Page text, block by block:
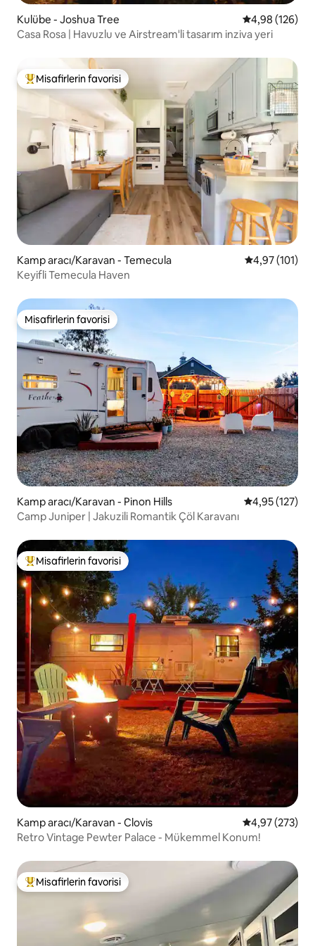
Kulübe - Joshua Tree 5 üzerinden
4,98 (126)
Casa Rosa | Havuzlu ve Airstream'li tasarım inziva yeri
Misafirlerin favorilerinden en beğenilenler arasında
Misafirlerin favorisi
Kamp aracı/Karavan - Temecula 5 üzerinden
4,97 (101)
Keyifli Temecula Haven
Misafirlerin favorisi
Misafirlerin favorisi
Kamp aracı/Karavan - Pinon Hills 5 üzerinden
4,95 (127)
Camp Juniper | Jakuzili Romantik Çöl Karavanı
Misafirlerin favorilerinden en beğenilenler arasında
Misafirlerin favorisi
Kamp aracı/Karavan - Clovis 5 üzerinden
4,97 (273)
Retro Vintage Pewter Palace - Mükemmel Konum!
Misafirlerin favorilerinden en beğenilenler arasında
Misafirlerin favorisi